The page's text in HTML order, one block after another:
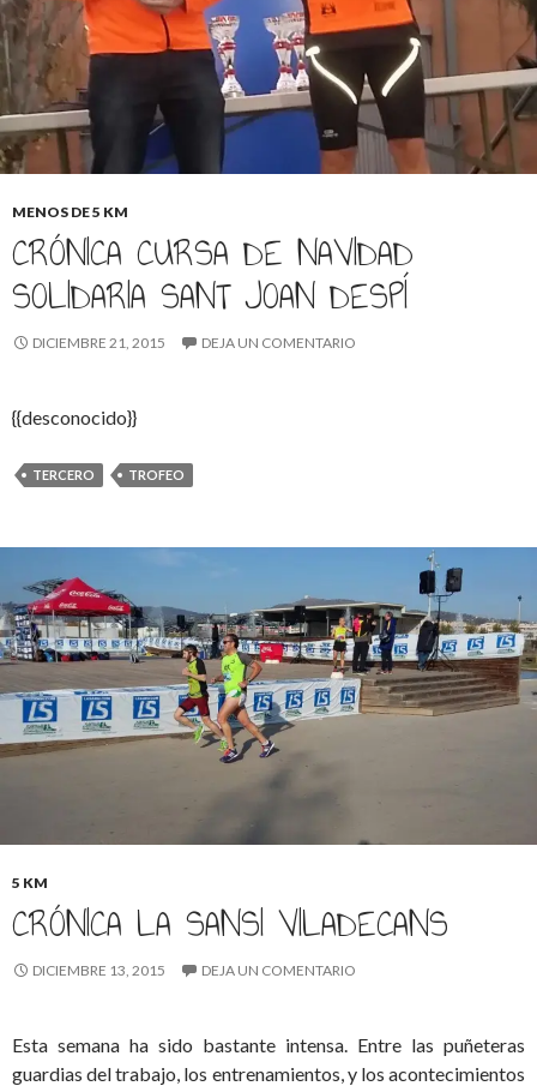
MENOS DE 5 KM
CRÓNICA CURSA DE NAVIDAD
SOLIDARIA SANT JOAN DESPÍ
DICIEMBRE 21, 2015 DEJA UN COMENTARIO
{{desconocido}}
TERCERO TROFEO
5 KM
CRÓNICA LA SANSI VILADECANS
DICIEMBRE 13, 2015 DEJA UN COMENTARIO
Esta semana ha sido bastante intensa. Entre las puñeteras
guardias del trabajo, los entrenamientos, y los acontecimientos